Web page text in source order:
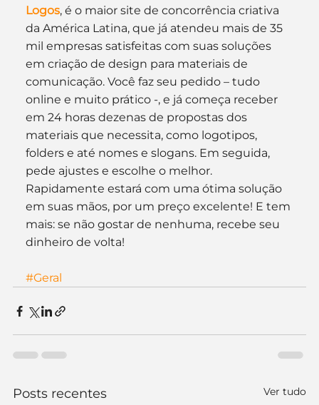
Logos, é o maior site de concorrência criativa
da América Latina, que já atendeu mais de 35
mil empresas satisfeitas com suas soluções
em criação de design para materiais de
comunicação. Você faz seu pedido – tudo
online e muito prático -, e já começa receber
em 24 horas dezenas de propostas dos
materiais que necessita, como logotipos,
folders e até nomes e slogans. Em seguida,
pede ajustes e escolhe o melhor.
Rapidamente estará com uma ótima solução
em suas mãos, por um preço excelente! E tem
mais: se não gostar de nenhuma, recebe seu
dinheiro de volta!
#Geral
Posts recentes Ver tudo